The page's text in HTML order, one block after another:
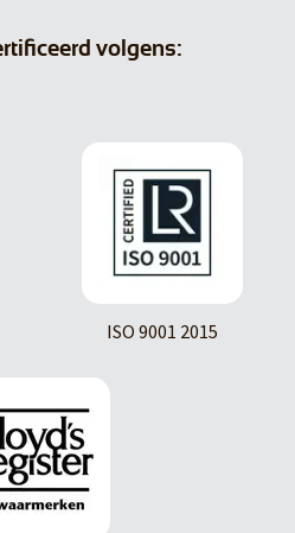
volgens:
ISO 9001 2015